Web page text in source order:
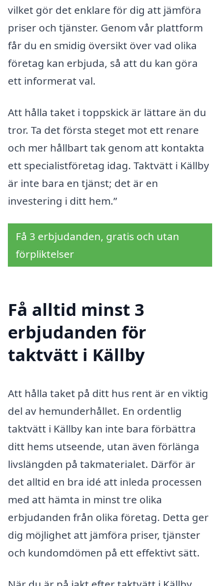
vilket gör det enklare för dig att jämföra
priser och tjänster. Genom vår plattform
får du en smidig översikt över vad olika
företag kan erbjuda, så att du kan göra
ett informerat val.
Att hålla taket i toppskick är lättare än du
tror. Ta det första steget mot ett renare
och mer hållbart tak genom att kontakta
ett specialistföretag idag. Taktvätt i Källby
är inte bara en tjänst; det är en
investering i ditt hem.”
Få 3 erbjudanden, gratis och utan
förpliktelser
Få alltid minst 3
erbjudanden för
taktvätt i Källby
Att hålla taket på ditt hus rent är en viktig
del av hemunderhållet. En ordentlig
taktvätt i Källby kan inte bara förbättra
ditt hems utseende, utan även förlänga
livslängden på takmaterialet. Därför är
det alltid en bra idé att inleda processen
med att hämta in minst tre olika
erbjudanden från olika företag. Detta ger
dig möjlighet att jämföra priser, tjänster
och kundomdömen på ett effektivt sätt.